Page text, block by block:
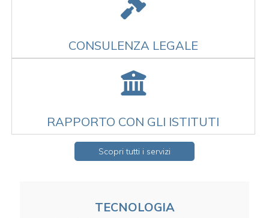
CONSULENZA LEGALE
RAPPORTO CON GLI ISTITUTI
Scopri tutti i servizi
TECNOLOGIA